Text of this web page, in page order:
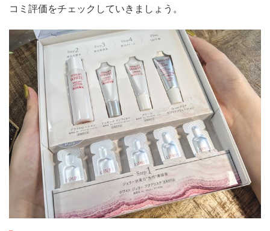
コミ評価をチェックしていきましょう。